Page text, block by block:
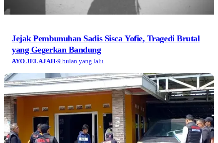
Jejak Pembunuhan Sadis Sisca Yofie, Tragedi Brutal
yang Gegerkan Bandung
AYO JELAJAH·9 bulan yang lalu